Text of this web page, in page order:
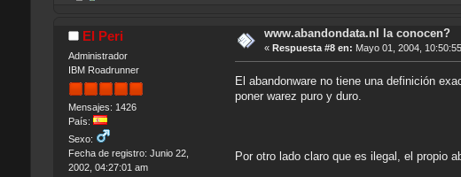
El Peri
Administrador
IBM Roadrunner
Mensajes: 1426
País:
Sexo:
Fecha de registro: Junio 22,
2002, 04:27:01 am
www.abandondata.nl la conocen?
« Respuesta #8 en: Mayo 01, 2004,
El abandonware no tiene una definición
poner warez puro y duro.
Por otro lado claro que es ilegal, el propio